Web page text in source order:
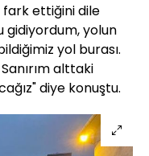
fark ettiğini dile
gidiyordum, yolun
yol burası.
alttaki
diye konuştu.